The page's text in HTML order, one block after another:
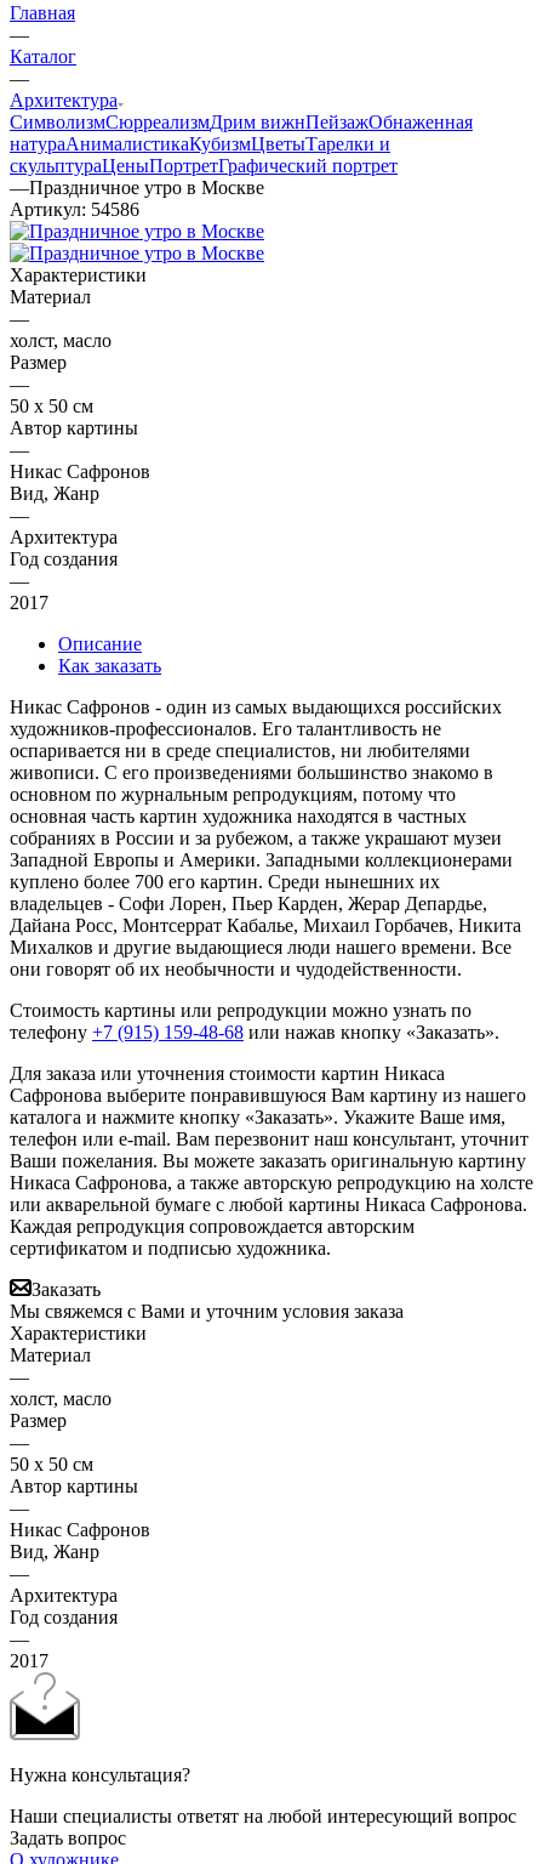
Главная
—
Каталог
—
Архитектура
СимволизмСюрреализмДрим вижнПейзажОбнаженная
натураАнималистикаКубизмЦветыТарелки и
скульптураЦеныПортретГрафический портрет
—Праздничное утро в Москве
Артикул: 54586
Характеристики
Материал
—
холст, масло
Размер
—
50 х 50 см
Автор картины
—
Никас Сафронов
Вид, Жанр
—
Архитектура
Год создания
—
2017
Описание
Как заказать
Никас Сафронов - один из самых выдающихся российских
художников-профессионалов. Его талантливость не
оспаривается ни в среде специалистов, ни любителями
живописи. С его произведениями большинство знакомо в
основном по журнальным репродукциям, потому что
основная часть картин художника находятся в частных
собраниях в России и за рубежом, а также украшают музеи
Западной Европы и Америки. Западными коллекционерами
куплено более 700 его картин. Среди нынешних их
владельцев - Софи Лорен, Пьер Карден, Жерар Депардье,
Дайана Росс, Монтсеррат Кабалье, Михаил Горбачев, Никита
Михалков и другие выдающиеся люди нашего времени. Все
они говорят об их необычности и чудодейственности.
Стоимость картины или репродукции можно узнать по
телефону +7 (915) 159-48-68 или нажав кнопку «Заказать».
Для заказа или уточнения стоимости картин Никаса
Сафронова выберите понравившуюся Вам картину из нашего
каталога и нажмите кнопку «Заказать». Укажите Ваше имя,
телефон или e-mail. Вам перезвонит наш консультант, уточнит
Ваши пожелания. Вы можете заказать оригинальную картину
Никаса Сафронова, а также авторскую репродукцию на холсте
или акварельной бумаге с любой картины Никаса Сафронова.
Каждая репродукция сопровождается авторским
сертификатом и подписью художника.
Заказать
Мы свяжемся с Вами и уточним условия заказа
Характеристики
Материал
—
холст, масло
Размер
—
50 х 50 см
Автор картины
—
Никас Сафронов
Вид, Жанр
—
Архитектура
Год создания
—
2017
Нужна консультация?
Наши специалисты ответят на любой интересующий вопрос
Задать вопрос
О художнике